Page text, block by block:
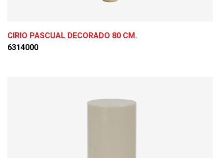
CIRIO PASCUAL DECORADO 80 CM.
6314000